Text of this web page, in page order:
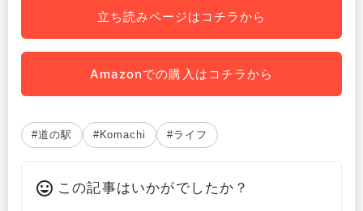
立ち読みページはコチラから
Amazonでの購入はコチラから
#道の駅 #Komachi #ライフ
この記事はいかがでしたか？